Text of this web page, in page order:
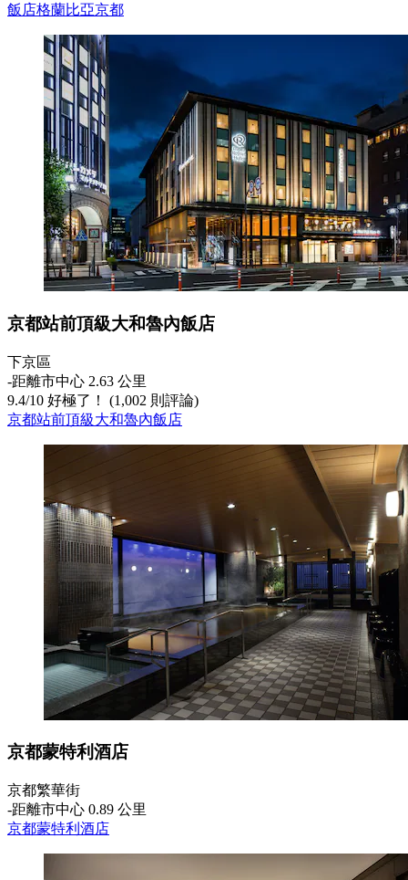
飯店格蘭比亞京都
京都站前頂級大和魯內飯店
下京區
‐距離市中心 2.63 公里
9.4/10 好極了！ (1,002 則評論)
京都站前頂級大和魯內飯店
京都蒙特利酒店
京都繁華街
‐距離市中心 0.89 公里
京都蒙特利酒店